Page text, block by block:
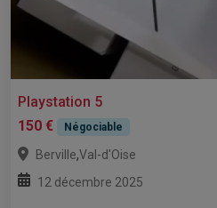
Playstation 5
150 €
Négociable
Berville,Val-d'Oise
12 décembre 2025